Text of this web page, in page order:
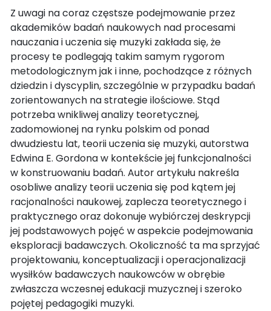
Z uwagi na coraz częstsze podejmowanie przez
akademików badań naukowych nad procesami
nauczania i uczenia się muzyki zakłada się, że
procesy te podlegają takim samym rygorom
metodologicznym jak i inne, pochodzące z różnych
dziedzin i dyscyplin, szczególnie w przypadku badań
zorientowanych na strategie ilościowe. Stąd
potrzeba wnikliwej analizy teoretycznej,
zadomowionej na rynku polskim od ponad
dwudziestu lat, teorii uczenia się muzyki, autorstwa
Edwina E. Gordona w kontekście jej funkcjonalności
w konstruowaniu badań. Autor artykułu nakreśla
osobliwe analizy teorii uczenia się pod kątem jej
racjonalności naukowej, zaplecza teoretycznego i
praktycznego oraz dokonuje wybiórczej deskrypcji
jej podstawowych pojęć w aspekcie podejmowania
eksploracji badawczych. Okoliczność ta ma sprzyjać
projektowaniu, konceptualizacji i operacjonalizacji
wysiłków badawczych naukowców w obrębie
zwłaszcza wczesnej edukacji muzycznej i szeroko
pojętej pedagogiki muzyki.